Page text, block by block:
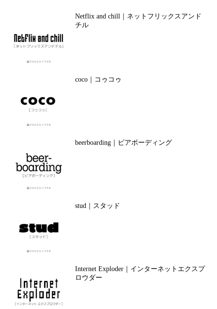
Netflix and chill｜ネットフリックスアンド
チル
coco｜コゥコゥ
beerboarding｜ビアボーディング
stud｜スタッド
Internet Exploder｜インターネットエクスプ
ロウダー